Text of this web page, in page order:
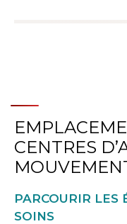
CENTRES
PARCOURIR LES
SOINS